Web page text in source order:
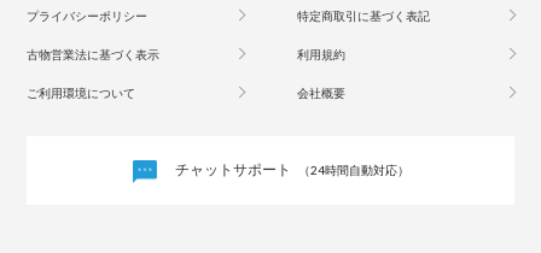
プライバシーポリシー 特定商取引に基づく表記
古物営業法に基づく表示 利用規約
ご利用環境について 会社概要
チャットサポート （24時間自動対応）